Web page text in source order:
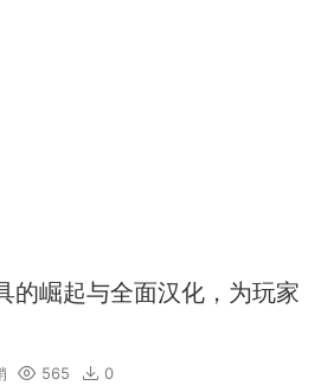
的崛起与全面汉化，为玩家
565 0